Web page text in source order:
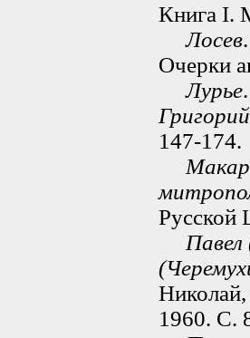
Книга I.
Лосев
Очерки
Лурье
147-174.
Русской
Павел
1960. С.